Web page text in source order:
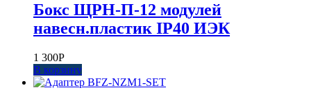
Бокс ЩРН-П-12 модулей
навесн.пластик IP40 ИЭК
1 300Р
В корзину